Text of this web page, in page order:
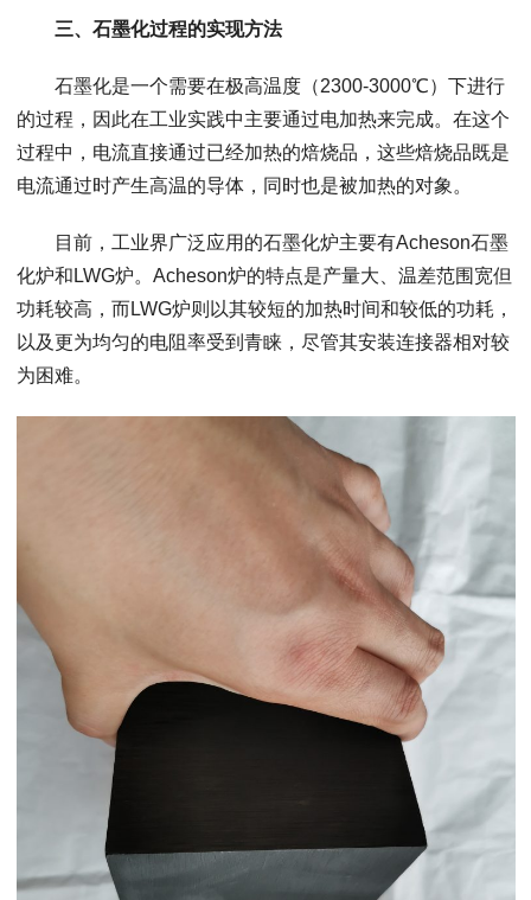
三、石墨化过程的实现方法
石墨化是一个需要在极高温度（2300-3000℃）下进行
的过程，因此在工业实践中主要通过电加热来完成。在这个
过程中，电流直接通过已经加热的焙烧品，这些焙烧品既是
电流通过时产生高温的导体，同时也是被加热的对象。
目前，工业界广泛应用的石墨化炉主要有Acheson石墨
化炉和LWG炉。Acheson炉的特点是产量大、温差范围宽但
功耗较高，而LWG炉则以其较短的加热时间和较低的功耗，
以及更为均匀的电阻率受到青睐，尽管其安装连接器相对较
为困难。